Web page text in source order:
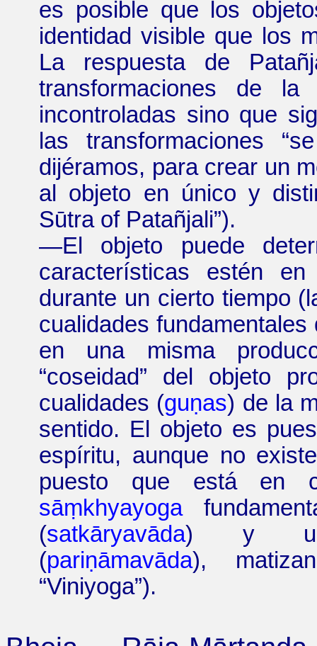
es posible que los
identidad visible que los
La respuesta de
transformaciones de
incontroladas sino que
las transformaciones “
dijéramos, para crear un
al objeto en único y
Sūtra ofPatañjali”).
—El objeto puede
características estén en
durante un cierto tiempo
cualidades
en una misma
“coseidad” del objeto
cualidades (guṇas) de la
sentido. El objeto es
espíritu, aunque no
puesto que está en
sāṃkhyayoga
(satkāryavāda) y una
(pariṇāmavāda),
“Viniyoga”).